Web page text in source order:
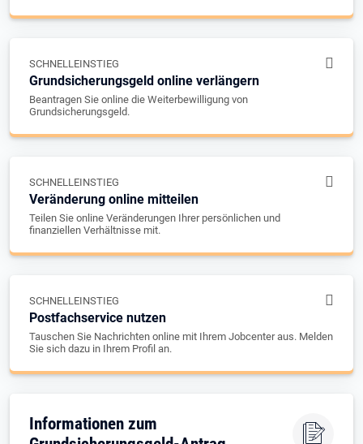
SCHNELLEINSTIEG
Grundsicherungsgeld online verlängern
Beantragen Sie online die Weiterbewilligung von
Grundsicherungsgeld.
SCHNELLEINSTIEG
Veränderung online mitteilen
Teilen Sie online Veränderungen Ihrer persönlichen und
finanziellen Verhältnisse mit.
SCHNELLEINSTIEG
Postfachservice nutzen
Tauschen Sie Nachrichten online mit Ihrem Jobcenter aus. Melden
Sie sich dazu in Ihrem Profil an.
Informationen zum